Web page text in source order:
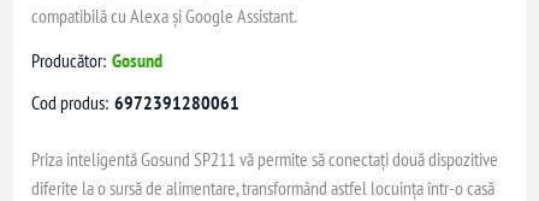
compatibilă cu Alexa și Google Assistant.
Producător: Gosund
Cod produs: 6972391280061
Priza inteligentă Gosund SP211 vă permite să conectați două dispozitive
diferite la o sursă de alimentare, transformând astfel locuința într-o casă